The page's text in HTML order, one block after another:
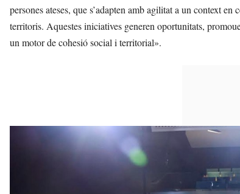
persones ateses, que s’adapten amb agilitat a un context
territoris. Aquestes iniciatives generen oportunitats,
un motor de cohesió social i territorial».